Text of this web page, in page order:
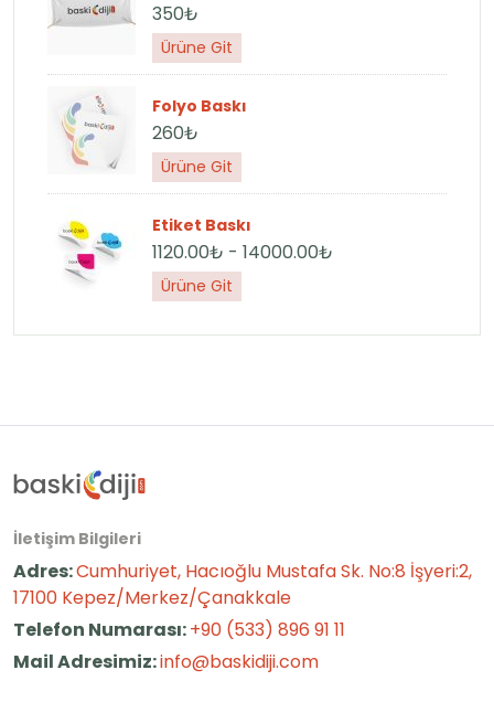
350₺
Ürüne Git
Folyo Baskı
260₺
Ürüne Git
Etiket Baskı
1120.00₺ - 14000.00₺
Ürüne Git
İletişim Bilgileri
Adres:Cumhuriyet, Hacıoğlu Mustafa Sk. No:8 İşyeri:2,
17100 Kepez/Merkez/Çanakkale
Telefon Numarası:+90 (533) 896 91 11
Mail Adresimiz:info@baskidiji.com